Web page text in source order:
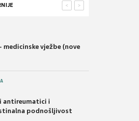
>
<
medicinske vježbe (nove
antireumatici i
podnošljivost